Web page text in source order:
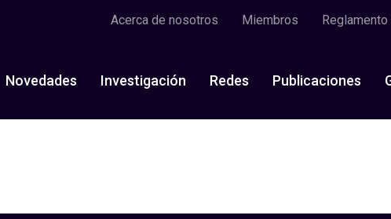
Acerca de nosotros Miembros Reglamento
Novedades Investigación Redes Publicaciones